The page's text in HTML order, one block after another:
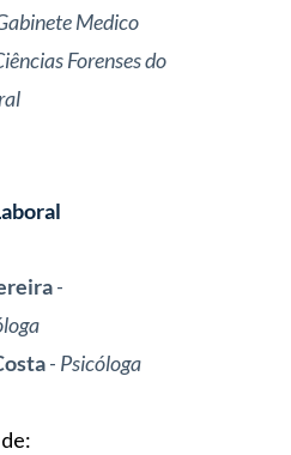
Medico
Forensesdo
-
- Psicóloga